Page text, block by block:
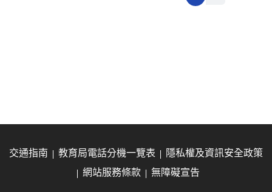
交通指南 教育局電話分機一覽表
隱私權及資訊安全政策
網站服務條款
無障礙宣告